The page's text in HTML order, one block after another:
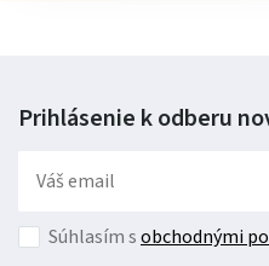
Prihlásenie k odberu
Súhlasím sobchodnými